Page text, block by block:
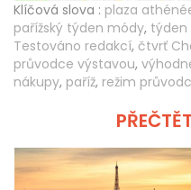
Klíčová slova : plaza
pařížský týden módy,
Testováno redakcí, čtvrť
průvodce výstavou,
nákupy, paříž, režim